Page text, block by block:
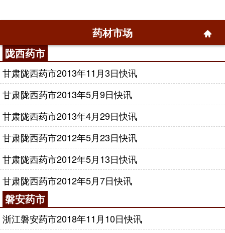
药材市场
陇西药市
甘肃陇西药市2013年11月3日快讯
甘肃陇西药市2013年5月9日快讯
甘肃陇西药市2013年4月29日快讯
甘肃陇西药市2012年5月23日快讯
甘肃陇西药市2012年5月13日快讯
甘肃陇西药市2012年5月7日快讯
磐安药市
浙江磐安药市2018年11月10日快讯